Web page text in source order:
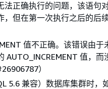
法正确执行的问题，该语句
但在第一次执行之后的后
值不正确。该错误由于
值，而
）
5.6 兼容）数据库集群时，